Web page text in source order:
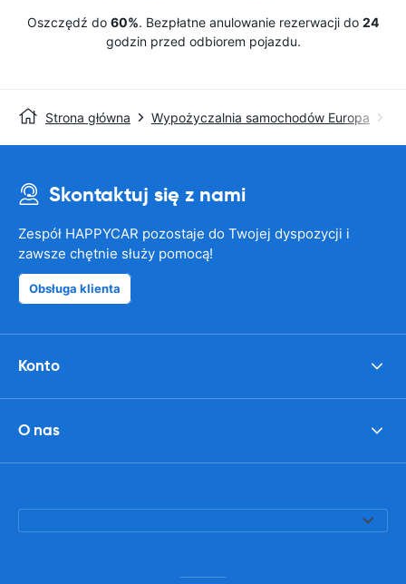
Oszczędź do 60%. Bezpłatne anulowanie rezerwacji do 24
godzin przed odbiorem pojazdu.
Strona główna Wypożyczalnia samochodów Europa
Skontaktuj się z nami
Zespół HAPPYCAR pozostaje do Twojej dyspozycji i
zawsze chętnie służy pomocą!
Obsługa klienta
Konto
O nas